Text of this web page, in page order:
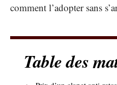
comment l’adopter sans
Table des